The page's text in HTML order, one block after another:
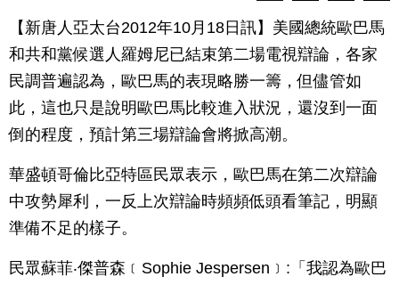
【新唐人亞太台2012年10月18日訊】美國總統歐巴馬
和共和黨候選人羅姆尼已結束第二場電視辯論，各家
民調普遍認為，歐巴馬的表現略勝一籌，但儘管如
此，這也只是說明歐巴馬比較進入狀況，還沒到一面
倒的程度，預計第三場辯論會將掀高潮。
華盛頓哥倫比亞特區民眾表示，歐巴馬在第二次辯論
中攻勢犀利，一反上次辯論時頻頻低頭看筆記，明顯
準備不足的樣子。
民眾蘇菲‧傑普森﹝Sophie Jespersen﹞:「我認為歐巴